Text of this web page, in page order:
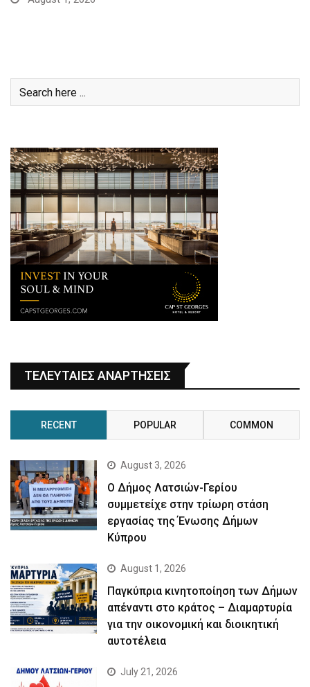
ΤΕΛΕΥΤΑΙΕΣ ΑΝΑΡΤΗΣΕΙΣ
RECENT POPULAR COMMON
August 3, 2026
Ο Δήμος Λατσιών-Γερίου
συμμετείχε στην τρίωρη στάση
εργασίας της Ένωσης Δήμων
Κύπρου
August 1, 2026
Παγκύπρια κινητοποίηση των Δήμων
απέναντι στο κράτος – Διαμαρτυρία
για την οικονομική και διοικητική
αυτοτέλεια
July 21, 2026